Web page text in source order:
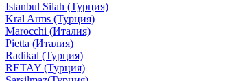
Istanbul Silah (Турция)
Kral Arms (Турция)
Marocchi (Италия)
Pietta (Италия)
Radikal (Турция)
RETAY (Турция)